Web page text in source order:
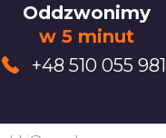
Oddzwonimy
w 5 minut
+48 510 055 981